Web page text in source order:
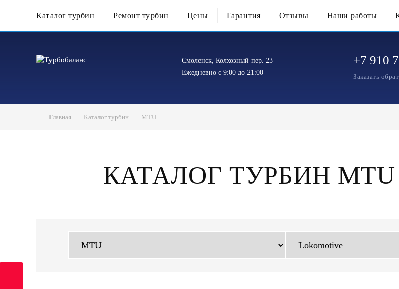
Каталог турбин Ремонт турбин Цены Гарантия Отзывы Наши работы
Смоленск, Колхозный пер. 23
Ежедневно с 9:00 до 21:00
+7 910
Заказать
Главная Каталог турбин MTU
КАТАЛОГ ТУРБИН MTU